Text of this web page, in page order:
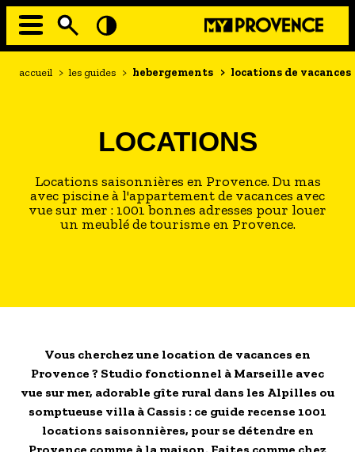
Aller
Navigation
EN MODE ECO
PASSEZ À TABLE
SOUS TOUTES LES COUTUMES
TOURISME ET HANDICAP
- Les restaurants
- Les établissements Accueil vélo
LES OFFRES MYPROVENCE
S'inscrire à nos newsletters
Fil
accueil > les guides > hebergements > locations de vacances
LOCATIONS
Locations saisonnières en Provence. Du mas
avec piscine à l'appartement de vacances avec
vue sur mer : 1001 bonnes adresses pour louer
un meublé de tourisme en Provence.
Vous cherchez une location de vacances en
Provence ? Studio fonctionnel à Marseille avec
vue sur mer, adorable gîte rural dans les Alpilles ou
somptueuse villa à Cassis : ce guide recense 1001
locations saisonnières, pour se détendre en